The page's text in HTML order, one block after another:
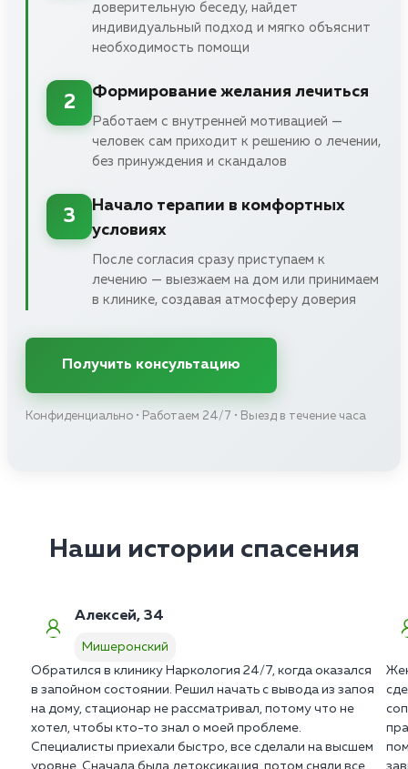
доверительную беседу, найдет
индивидуальный подход и мягко объяснит
необходимость помощи
2
Формирование желания лечиться
Работаем с внутренней мотивацией —
человек сам приходит к решению о лечении,
без принуждения и скандалов
3
Начало терапии в комфортных
условиях
После согласия сразу приступаем к
лечению — выезжаем на дом или принимаем
в клинике, создавая атмосферу доверия
Получить консультацию
Конфиденциально • Работаем 24/7 • Выезд в течение часа
Наши истории спасения
Алексей, 34
Мишеронский
Обратился в клинику Наркология 24/7, когда оказался
в запойном состоянии. Решил начать с вывода из запоя
на дому, стационар не рассматривал, потому что не
хотел, чтобы кто-то знал о моей проблеме.
Специалисты приехали быстро, все сделали на высшем